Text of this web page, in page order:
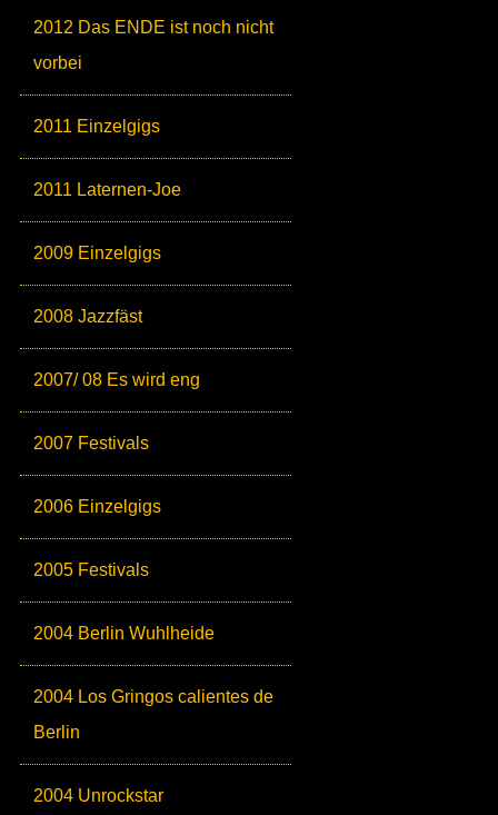
2012 Das ENDE ist noch nicht
vorbei
2011 Einzelgigs
2011 Laternen-Joe
2009 Einzelgigs
2008 Jazzfäst
2007/ 08 Es wird eng
2007 Festivals
2006 Einzelgigs
2005 Festivals
2004 Berlin Wuhlheide
2004 Los Gringos calientes de
Berlin
2004 Unrockstar